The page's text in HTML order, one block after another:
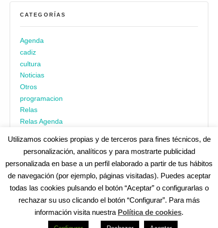
CATEGORÍAS
Agenda
cadiz
cultura
Noticias
Otros
programacion
Relas
Relas Agenda
¿No encuentras alguna cosa? Echa un vistazo encadiz.es|
Aviso legal| Política de privacidad|Accesibilidad| Política de
Utilizamos cookies propias y de terceros para fines técnicos, de
personalización, analíticos y para mostrarte publicidad
personalizada en base a un perfil elaborado a partir de tus hábitos
de navegación (por ejemplo, páginas visitadas). Puedes aceptar
todas las cookies pulsando el botón “Aceptar” o configurarlas o
rechazar su uso clicando el botón “Configurar”. Para más
información visita nuestra Política de cookies.